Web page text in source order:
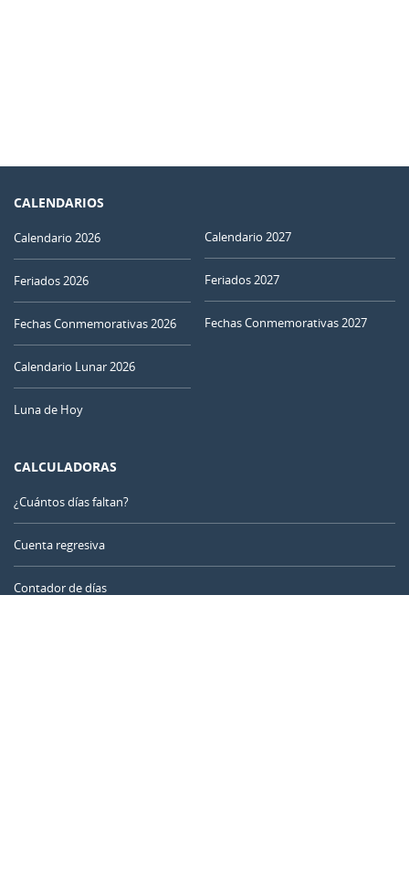
CALENDARIOS
Calendario 2026
Feriados 2026
Fechas Conmemorativas 2026
Calendario Lunar 2026
Luna de Hoy
Calendario 2027
Feriados 2027
Fechas Conmemorativas 2027
CALCULADORAS
¿Cuántos días faltan?
Cuenta regresiva
Contador de días